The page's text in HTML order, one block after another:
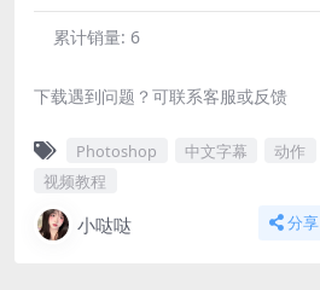
累计销量: 6
下载遇到问题？可联系客服或反馈
Photoshop 中文字幕 动作
视频教程
小哒哒 分享